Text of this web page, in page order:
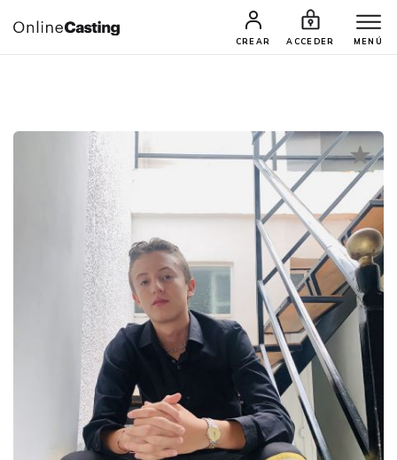
CREAR ACCEDER MENÚ
CASTINGS Y AUDICIONES TALENTOS